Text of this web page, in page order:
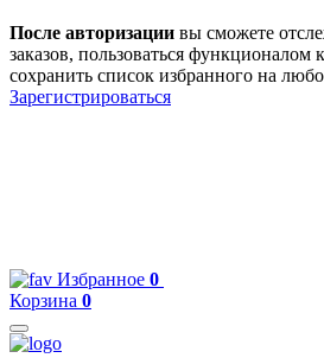
После авторизации вы сможете
заказов, пользоваться функционалом
сохранить список избранного на
Зарегистрироваться
Избранное 0
Корзина 0